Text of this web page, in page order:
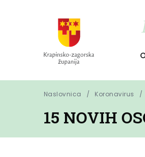
Naslovnica Koronavirus
15 NOVIH